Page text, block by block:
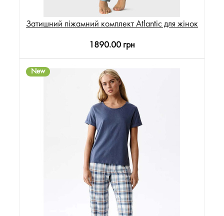
Затишний піжамний комплект Atlantic для жінок
1890.00 грн
New